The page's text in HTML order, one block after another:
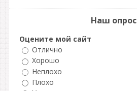
Наш опрос
Оцените мой сайт
Отлично
Хорошо
Неплохо
Плохо